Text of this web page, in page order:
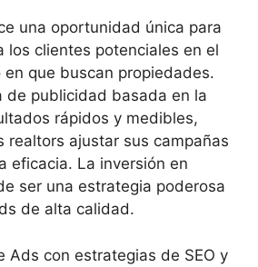
una oportunidad única para
los clientes potenciales en el
que buscan propiedades.
de publicidad basada en la
rápidos y medibles,
realtors ajustar sus campañas
eficacia. La inversión en
ser una estrategia poderosa
de alta calidad.
Ads con estrategias de SEO y